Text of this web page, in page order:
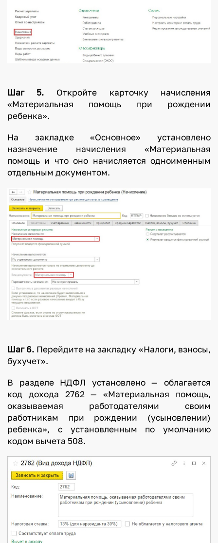
Шаг 5. Откройте карточку начисления
«Материальная помощь при рождении
ребенка».
На закладке «Основное» установлено
назначение начисления «Материальная
помощь и что оно начисляется одноименным
отдельным документом.
Шаг 6. Перейдите на закладку «Налоги, взносы,
бухучет».
В разделе НДФЛ установлено — облагается
код дохода 2762 — «Материальная помощь,
оказываемая работодателями своим
работникам при рождении (усыновлении)
ребенка», с установленным по умолчанию
кодом вычета 508.